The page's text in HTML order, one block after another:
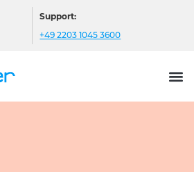
Support:
+49 2203 1045 3600